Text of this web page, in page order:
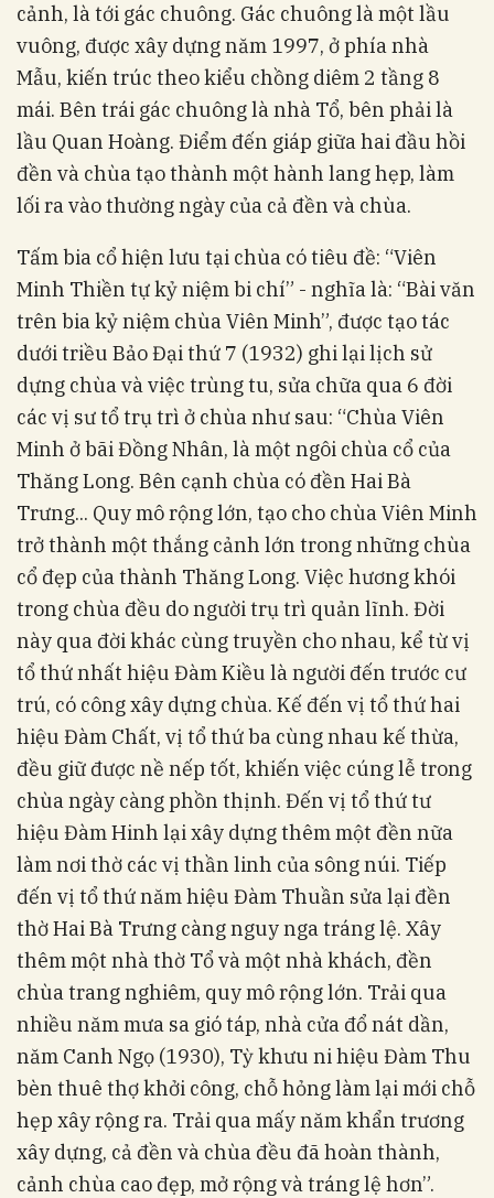
cảnh, là tới gác chuông. Gác chuông là một lầu
vuông, được xây dựng năm 1997, ở phía nhà
Mẫu, kiến trúc theo kiểu chồng diêm 2 tầng 8
mái. Bên trái gác chuông là nhà Tổ, bên phải là
lầu Quan Hoàng. Điểm đến giáp giữa hai đầu hồi
đền và chùa tạo thành một hành lang hẹp, làm
lối ra vào thường ngày của cả đền và chùa.
Tấm bia cổ hiện lưu tại chùa có tiêu đề: “Viên
Minh Thiền tự kỷ niệm bi chí” - nghĩa là: “Bài văn
trên bia kỷ niệm chùa Viên Minh”, được tạo tác
dưới triều Bảo Đại thứ 7 (1932) ghi lại lịch sử
dựng chùa và việc trùng tu, sửa chữa qua 6 đời
các vị sư tổ trụ trì ở chùa như sau: “Chùa Viên
Minh ở bãi Đồng Nhân, là một ngôi chùa cổ của
Thăng Long. Bên cạnh chùa có đền Hai Bà
Trưng... Quy mô rộng lớn, tạo cho chùa Viên Minh
trở thành một thắng cảnh lớn trong những chùa
cổ đẹp của thành Thăng Long. Việc hương khói
trong chùa đều do người trụ trì quản lĩnh. Đời
này qua đời khác cùng truyền cho nhau, kể từ vị
tổ thứ nhất hiệu Đàm Kiều là người đến trước cư
trú, có công xây dựng chùa. Kế đến vị tổ thứ hai
hiệu Đàm Chất, vị tổ thứ ba cùng nhau kế thừa,
đều giữ được nề nếp tốt, khiến việc cúng lễ trong
chùa ngày càng phồn thịnh. Đến vị tổ thứ tư
hiệu Đàm Hinh lại xây dựng thêm một đền nữa
làm nơi thờ các vị thần linh của sông núi. Tiếp
đến vị tổ thứ năm hiệu Đàm Thuần sửa lại đền
thờ Hai Bà Trưng càng nguy nga tráng lệ. Xây
thêm một nhà thờ Tổ và một nhà khách, đền
chùa trang nghiêm, quy mô rộng lớn. Trải qua
nhiều năm mưa sa gió táp, nhà cửa đổ nát dần,
năm Canh Ngọ (1930), Tỳ khưu ni hiệu Đàm Thu
bèn thuê thợ khởi công, chỗ hỏng làm lại mới chỗ
hẹp xây rộng ra. Trải qua mấy năm khẩn trương
xây dựng, cả đền và chùa đều đã hoàn thành,
cảnh chùa cao đẹp, mở rộng và tráng lệ hơn”.